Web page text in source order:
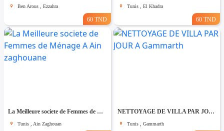
Ben Arous , Ezzahra
60 TND
Tunis , El Khadra
60 TND
La Meilleure societe de Femmes de Ménage A Ain zaghouane
Tunis , Ain Zaghouan
NETTOYAGE DE VILLA PAR JOUR A Gammarth
Tunis , Gammarth